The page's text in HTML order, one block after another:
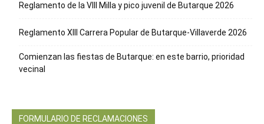
Reglamento de la VIII Milla y pico juvenil de Butarque 2026
Reglamento XIII Carrera Popular de Butarque-Villaverde 2026
Comienzan las fiestas de Butarque: en este barrio, prioridad
vecinal
FORMULARIO DE RECLAMACIONES